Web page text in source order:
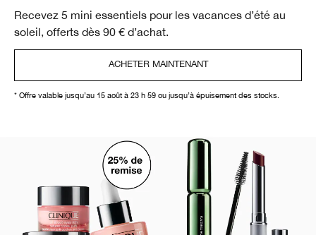
Recevez 5 mini essentiels pour les vacances d’été au
soleil, offerts dès 90 € d’achat.
ACHETER MAINTENANT
* Offre valable jusqu’au 15 août à 23 h 59 ou jusqu’à épuisement des stocks.